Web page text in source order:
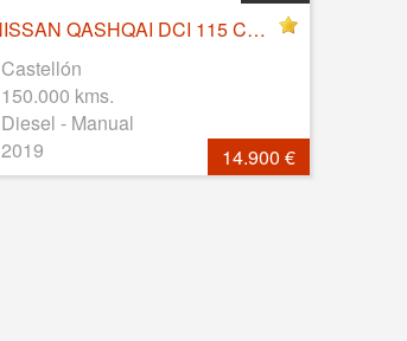
NISSAN QASHQAI DCI 115 CV E6D ACENTA, 11/09/2019
Castellón
150.000 kms.
Diesel - Manual
2019
14.900 €